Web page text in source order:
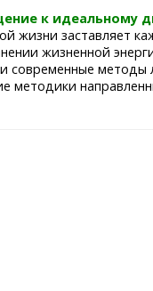
к идеальному
жизни заставляет
жизненной
современные методы
методики